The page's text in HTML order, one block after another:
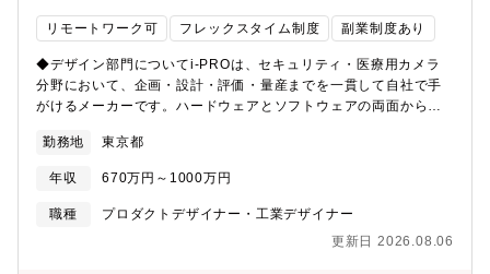
リモートワーク可 フレックスタイム制度 副業制度あり
◆デザイン部門についてi-PROは、セキュリティ・医療用カメラ
分野において、企画・設計・評価・量産までを一貫して自社で手
がけるメーカーです。ハードウェアとソフトウェアの両面から製
自の価値を生み出し続けています。今回募集を行うデザイン部門
は、こうした製品開発の中核として、社内外のさまざまな部門・
パートナーと連携しながら、製品デザインはもちろん、次世代を
見据えた先行デザインやコンセプト創出にも取り組んでいます。
として表現するか、どのような体験や新しい可能性を生み出せる
勤務地 東京都
年収 670万円～1000万円
職種
プロダクトデザイナー・工業デザイナー
更新日 2026.08.06